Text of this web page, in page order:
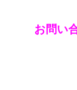
お問い